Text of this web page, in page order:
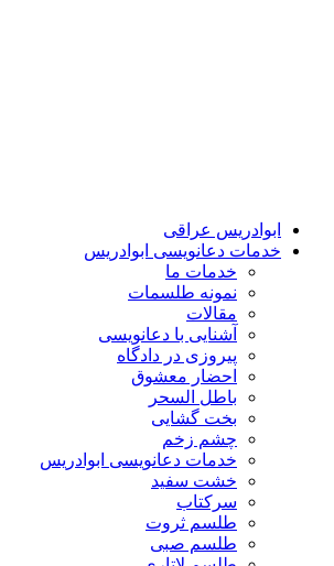
ابوادریس عراقی
خدمات دعانویسی ابوادریس
خدمات ما
نمونه طلسمات
مقالات
آشنایی با دعانویسی
پیروزی در دادگاه
احضار معشوق
باطل السحر
بخت گشایی
چشم زخم
خدمات دعانویسی ابوادریس
خشت سفید
سرکتاب
طلسم ثروت
طلسم صبی